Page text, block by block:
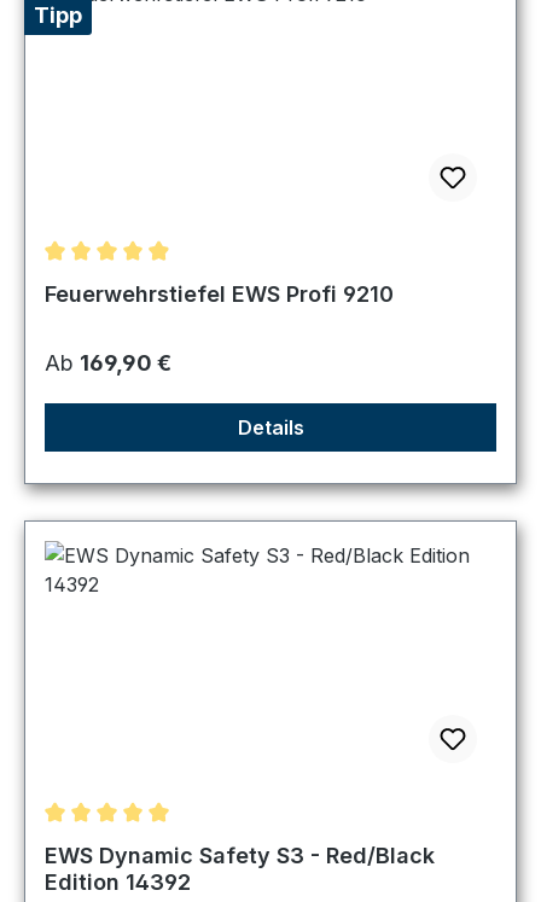
Tipp
Durchschnittliche Bewertung von 4.98 von 5 Sternen
Feuerwehrstiefel EWS Profi 9210
Regulärer Preis:
Ab 169,90 €
Details
Durchschnittliche Bewertung von 5 von 5 Sternen
EWS Dynamic Safety S3 - Red/Black
Edition 14392